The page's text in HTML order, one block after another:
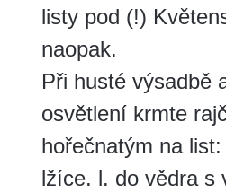
listy pod (!)
naopak.
Při husté výsadbě
osvětlení krmte
hořečnatým na
lžíce. l. do vědra s